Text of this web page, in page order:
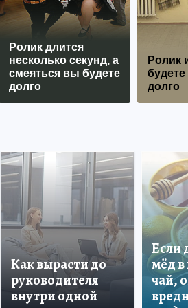
Ролик длится
несколько секунд, а
смеяться вы будете
долго
Ролик
долго
Как вырасти до
руководителя
внутри одной
Если
мёд в
чай,